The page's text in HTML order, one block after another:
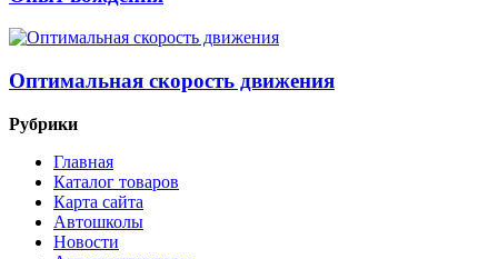
Оптимальная скорость движения
Рубрики
Главная
Каталог товаров
Карта сайта
Автошколы
Новости